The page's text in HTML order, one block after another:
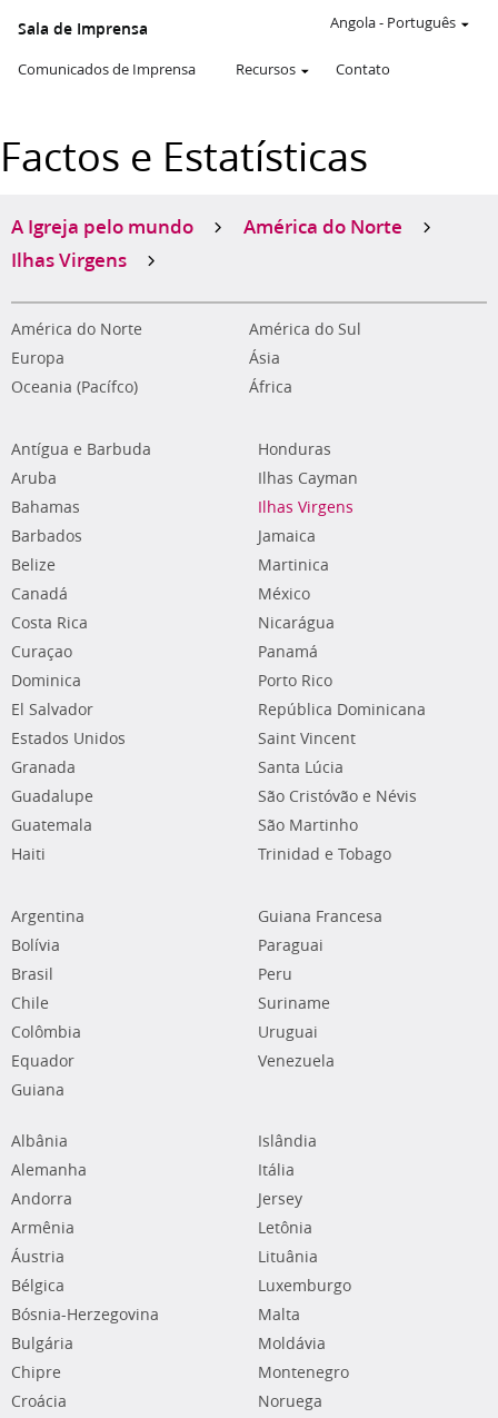
Sala de Imprensa
Comunicados de Imprensa Recursos Contato
Angola- Português
Factos e Estatísticas
A Igreja pelo mundo
América do Norte
Ilhas Virgens
América do Norte
América do Sul
Europa
Ásia
Oceania (Pacífco)
África
Antígua e Barbuda
Aruba
Bahamas
Barbados
Belize
Canadá
Costa Rica
Curaçao
Dominica
El Salvador
Estados Unidos
Granada
Guadalupe
Guatemala
Haiti
Honduras
Ilhas Cayman
Ilhas Virgens
Jamaica
Martinica
México
Nicarágua
Panamá
Porto Rico
República Dominicana
Saint Vincent
Santa Lúcia
São Cristóvão e Névis
São Martinho
Trinidad e Tobago
Argentina
Bolívia
Brasil
Chile
Colômbia
Equador
Guiana
Guiana Francesa
Paraguai
Peru
Suriname
Uruguai
Venezuela
Albânia
Alemanha
Andorra
Armênia
Áustria
Bélgica
Bósnia-Herzegovina
Bulgária
Chipre
Croácia
Islândia
Itália
Jersey
Letônia
Lituânia
Luxemburgo
Malta
Moldávia
Montenegro
Noruega